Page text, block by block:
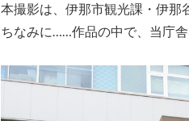
本撮影は、伊那市観光課・伊那
ちなみに……作品の中で、当庁